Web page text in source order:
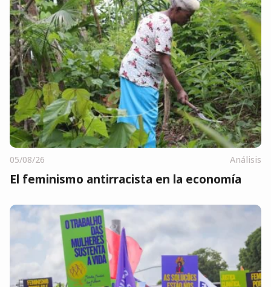
05/08/26 Análisis
El feminismo antirracista en la economía